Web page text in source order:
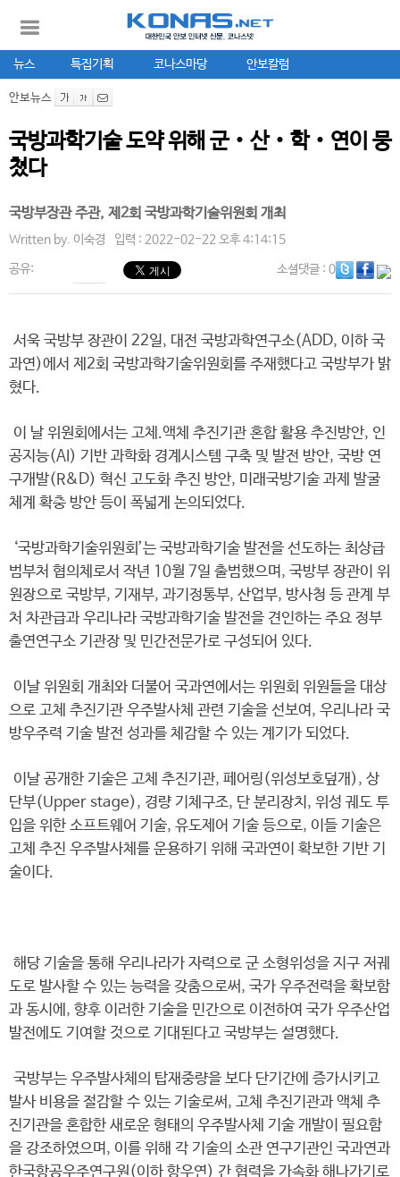
뉴스 특집기획 코나스마당 안보칼럼
안보뉴스
국방과학기술 도약 위해 군‧산‧학‧연이 뭉
쳤다
국방부장관 주관, 제2회 국방과학기술위원회 개최
Written by. 이숙경 입력 : 2022-02-22 오후 4:14:15
공유: 소셜댓글: 0
서욱 국방부 장관이 22일, 대전 국방과학연구소(ADD, 이하 국
과연)에서 제2회 국방과학기술위원회를 주재했다고 국방부가 밝
혔다.
이 날 위원회에서는 고체.액체 추진기관 혼합 활용 추진방안, 인
공지능(AI) 기반 과학화 경계시스템 구축 및 발전 방안, 국방 연
구개발(R&D) 혁신 고도화 추진 방안, 미래국방기술 과제 발굴
체계 확충 방안 등이 폭넓게 논의되었다.
‘국방과학기술위원회’는 국방과학기술 발전을 선도하는 최상급
범부처 협의체로서 작년 10월 7일 출범했으며, 국방부 장관이 위
원장으로 국방부, 기재부, 과기정통부, 산업부, 방사청 등 관계 부
처 차관급과 우리나라 국방과학기술 발전을 견인하는 주요 정부
출연연구소 기관장 및 민간전문가로 구성되어 있다.
이날 위원회 개최와 더불어 국과연에서는 위원회 위원들을 대상
으로 고체 추진기관 우주발사체 관련 기술을 선보여, 우리나라 국
방우주력 기술 발전 성과를 체감할 수 있는 계기가 되었다.
이날 공개한 기술은 고체 추진기관, 페어링(위성보호덮개), 상
단부(Upper stage), 경량 기체구조, 단 분리장치, 위성 궤도 투
입을 위한 소프트웨어 기술, 유도제어 기술 등으로, 이들 기술은
고체 추진 우주발사체를 운용하기 위해 국과연이 확보한 기반 기
술이다.
해당 기술을 통해 우리나라가 자력으로 군 소형위성을 지구 저궤
도로 발사할 수 있는 능력을 갖춤으로써, 국가 우주전력을 확보함
과 동시에, 향후 이러한 기술을 민간으로 이전하여 국가 우주산업
발전에도 기여할 것으로 기대된다고 국방부는 설명했다.
국방부는 우주발사체의 탑재중량을 보다 단기간에 증가시키고
발사 비용을 절감할 수 있는 기술로써, 고체 추진기관과 액체 추
진기관을 혼합한 새로운 형태의 우주발사체 기술 개발이 필요함
을 강조하였으며, 이를 위해 각 기술의 소관 연구기관인 국과연과
한국항공우주연구원(이하 항우연) 간 협력을 가속화 해나가기로